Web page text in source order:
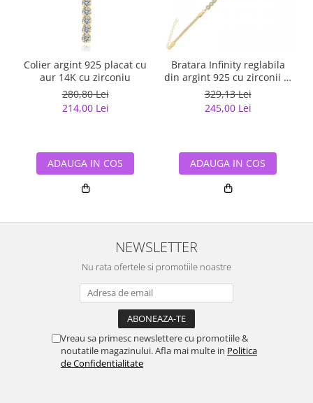
Colier argint 925 placat cu
aur 14K cu zirconiu
280,80 Lei
214,00 Lei
ADAUGA IN COS
Bratara Infinity reglabila
din argint 925 cu zirconii si
lant dublu
329,13 Lei
245,00 Lei
ADAUGA IN COS
NEWSLETTER
Nu rata ofertele si promotiile noastre
Vreau sa primesc newslettere cu promotiile &
noutatile magazinului. Afla mai multe in Politica
de Confidentialitate